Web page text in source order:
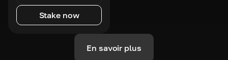
Stake now
En savoir plus